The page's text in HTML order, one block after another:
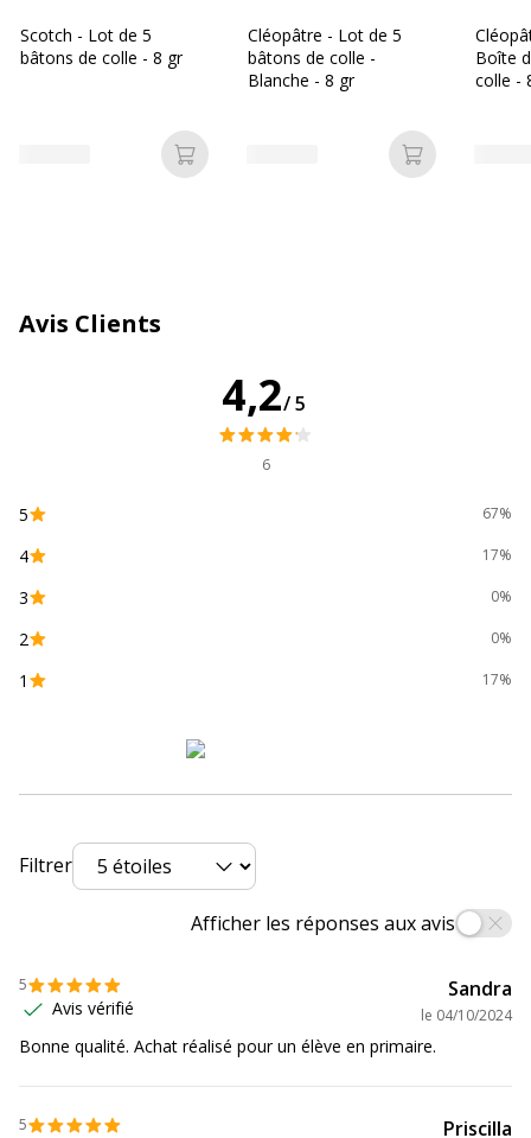
Données d'identification
Données d'identification
Code barre maitre 3134725010888
Dimensions et poids
Dimensions et poids
8 g
Quantité emballée
Scotch - Lot de 5
bâtons de colle - 8 gr
Ajouter au panier
Cléopâtre - Lot de 5
bâtons de colle -
Blanche - 8 gr
Ajouter au
Boîte
colle -
Avis Clients
4,2/5
6
5 67%
4 17%
3 0%
2 0%
1 17%
Filtrer
Afficher les réponses aux avis
5
Avis vérifié
Sandra
le 04/10/2024
Bonne qualité. Achat réalisé pour un élève en primaire.
5 Priscilla